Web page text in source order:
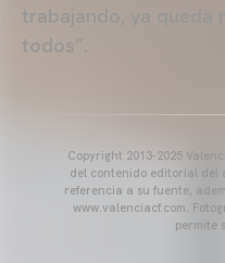
trabajando, ya queda
todos”.
Copyright 2013-2025
del contenido editorial del
referencia a su fuente,
www.valenciacf.com.
permite